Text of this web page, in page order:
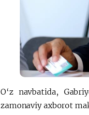
O‘z navbatida,
zamonaviy axborot